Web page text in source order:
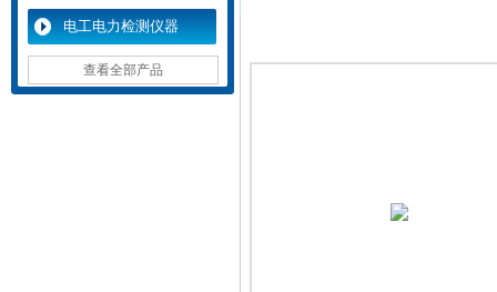
电工电力检测仪器
查看全部产品